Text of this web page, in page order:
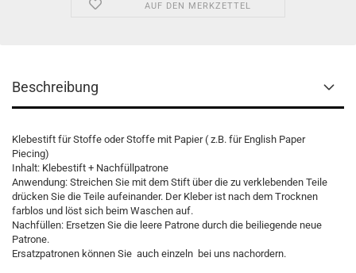
AUF DEN MERKZETTEL
Beschreibung
Klebestift für Stoffe oder Stoffe mit Papier ( z.B. für English Paper
Piecing)
Inhalt: Klebestift + Nachfüllpatrone
Anwendung: Streichen Sie mit dem Stift über die zu verklebenden Teile
drücken Sie die Teile aufeinander. Der Kleber ist nach dem Trocknen
farblos und löst sich beim Waschen auf.
Nachfüllen: Ersetzen Sie die leere Patrone durch die beiliegende neue
Patrone.
Ersatzpatronen können Sie auch einzeln bei uns nachordern.